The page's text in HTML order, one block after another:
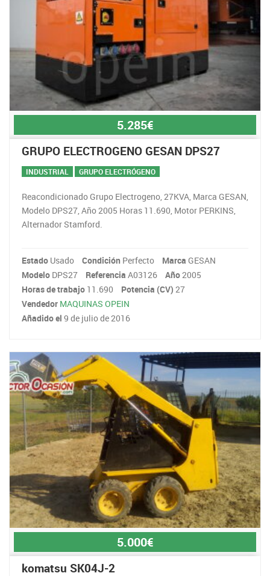
5.285€
GRUPO ELECTROGENO GESAN DPS27
INDUSTRIAL GRUPO ELECTRÓGENO
Reacondicionado Grupo Electrogeno, 27KVA, Marca GESAN,
Modelo DPS27, Año 2005 Horas 11.690, Motor PERKINS,
Alternador Stamford.
Estado Usado Condición Perfecto Marca GESAN
Modelo DPS27 Referencia A03126 Año2005
Horas de trabajo 11.690 Potencia (CV) 27
Vendedor MAQUINAS OPEIN
Añadido el 9 de julio de 2016
5.000€
komatsu SK04J-2